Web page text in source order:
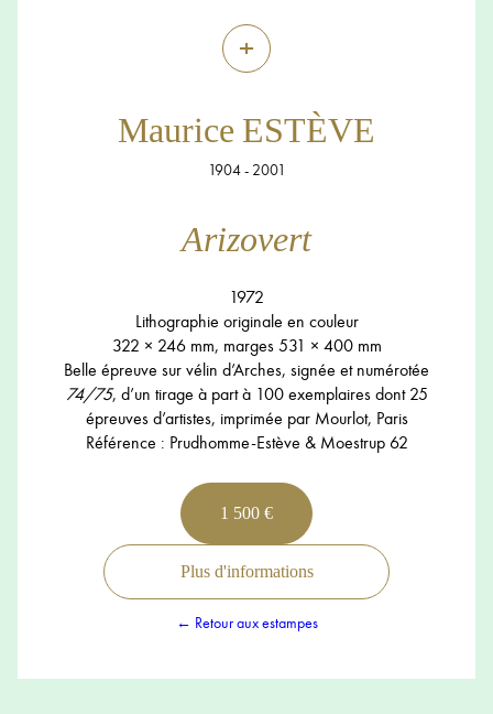
+
Maurice ESTÈVE
1904 - 2001
Arizovert
1972
Lithographie originale en couleur
322 × 246 mm, marges 531 × 400 mm
Belle épreuve sur vélin d’Arches, signée et numérotée
74/75, d’un tirage à part à 100 exemplaires dont 25
épreuves d’artistes, imprimée par Mourlot, Paris
Référence : Prudhomme-Estève & Moestrup 62
1 500 €
Plus d'informations
← Retour aux estampes